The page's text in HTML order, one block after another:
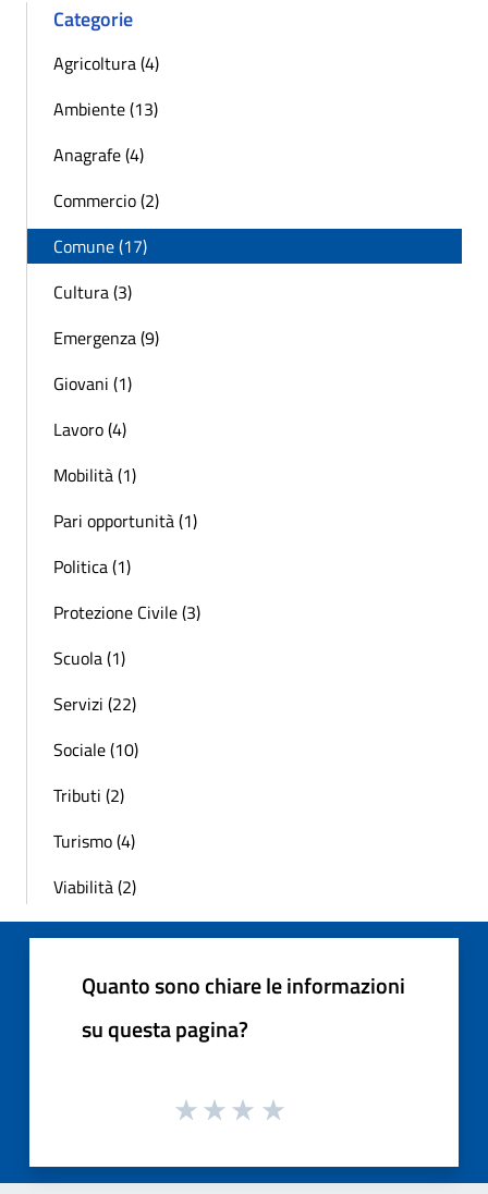
Categorie
Agricoltura (4)
Ambiente (13)
Anagrafe (4)
Commercio (2)
Comune (17)
Cultura (3)
Emergenza (9)
Giovani (1)
Lavoro (4)
Mobilità (1)
Pari opportunità (1)
Politica (1)
Protezione Civile (3)
Scuola (1)
Servizi (22)
Sociale (10)
Tributi (2)
Turismo (4)
Viabilità (2)
Quanto sono chiare le informazioni
su questa pagina?